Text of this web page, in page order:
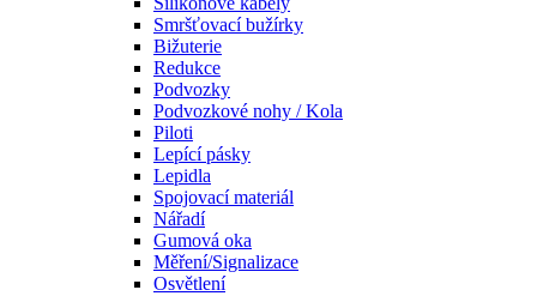
Smršťovací bužírky
Bižuterie
Redukce
Podvozky
Podvozkové nohy / Kola
Piloti
Lepící pásky
Lepidla
Spojovací materiál
Nářadí
Gumová oka
Měření/Signalizace
Osvětlení